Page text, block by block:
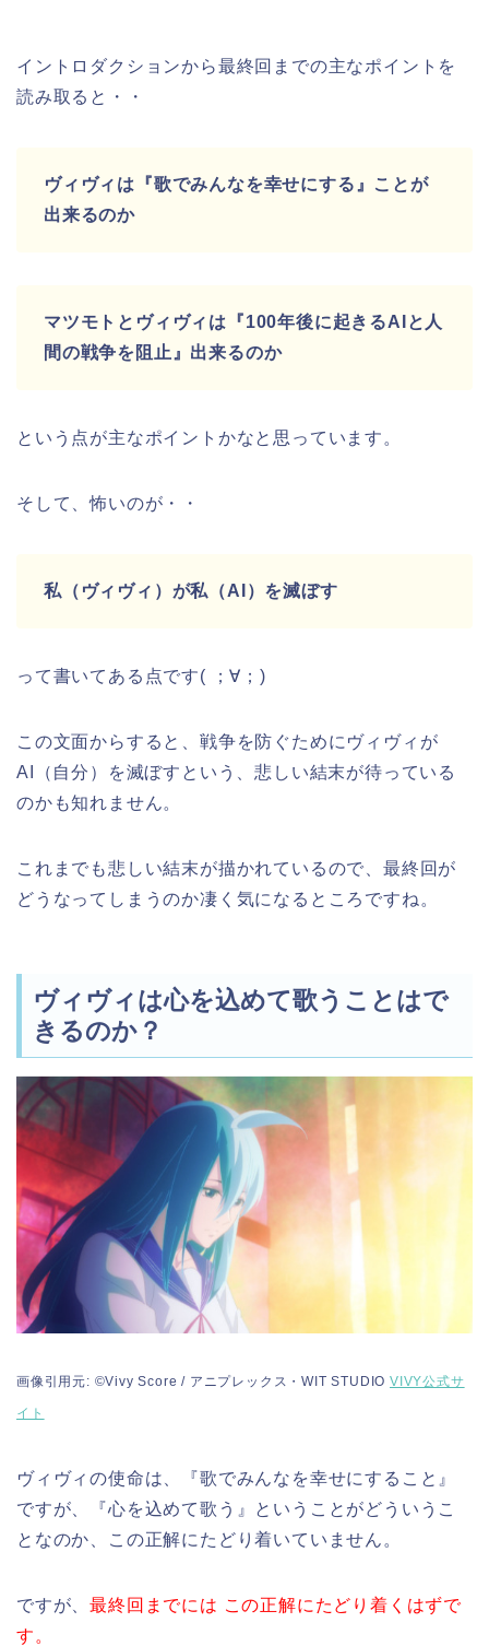
イントロダクションから最終回までの主なポイントを
読み取ると・・
ヴィヴィは
『歌でみんなを幸せにする』ことが
出来るのか
マツモトとヴィヴィは『100年後に起きるAIと人
間の戦争を阻止』出来るのか
という点が主なポイントかなと思っています。
そして、怖いのが・・
私（ヴィヴィ）が私（AI）を滅ぼす
って書いてある点です( ；∀；)
この文面からすると、戦争を防ぐためにヴィヴィが
AI（自分）を滅ぼすという、悲しい結末が待っている
のかも知れません。
これまでも悲しい結末が描かれているので、最終回が
どうなってしまうのか凄く気になるところですね。
ヴィヴィは心を込めて歌うことはで
きるのか？
画像引用元: ©Vivy Score / アニプレックス・WIT STUDIO VIVY公式サ
イト
ヴィヴィの使命は、『歌でみんなを幸せにすること』
ですが、『心を込めて歌う』ということがどういうこ
となのか、この正解にたどり着いていません。
ですが、最終回までには この正解にたどり着くはずで
す。